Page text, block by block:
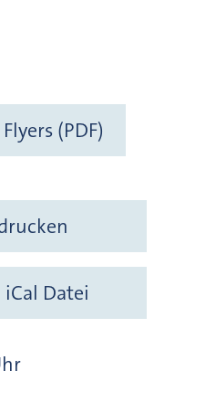
(PDF)
Datei